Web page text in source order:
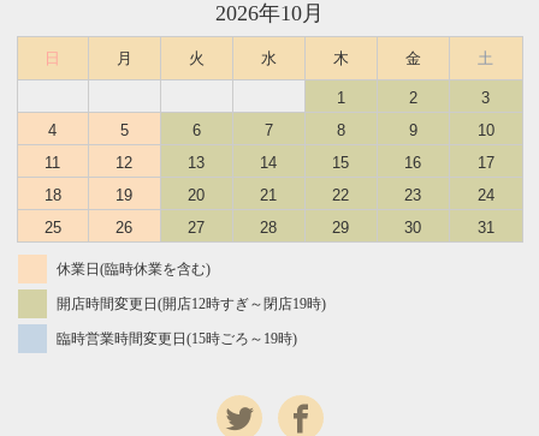
2026年10月
日 月 火 水 木 金 土
1 2
3
4
5 6 7 8 9
10
11
12 13 14 15 16
17
18
19 20 21 22 23
24
25
26 27 28 29 30 31
休業日(臨時休業を含む)
開店時間変更日(開店12時すぎ～閉店19時)
臨時営業時間変更日(15時ごろ～19時)